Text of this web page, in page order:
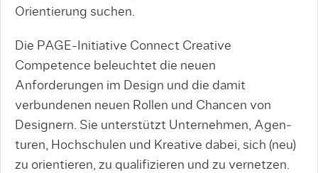
Orientierung suchen.
Die PAGE-­Initiative Connect Creative
Competence beleuchtet die neuen
Anforderungen im Design und die damit
verbundenen neuen Rollen und Chancen von
Designern. Sie unterstützt Unternehmen, Agen­
turen, Hochschulen und Kreative dabei, sich (neu)
zu orientieren, zu qualifizieren und zu vernetzen.